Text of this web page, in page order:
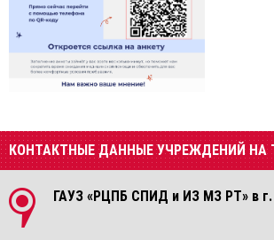
КОНТАКТНЫЕ ДАННЫЕ УЧРЕЖДЕНИЙ НА
ГАУЗ «РЦПБ СПИД и ИЗ МЗ РТ» в г.